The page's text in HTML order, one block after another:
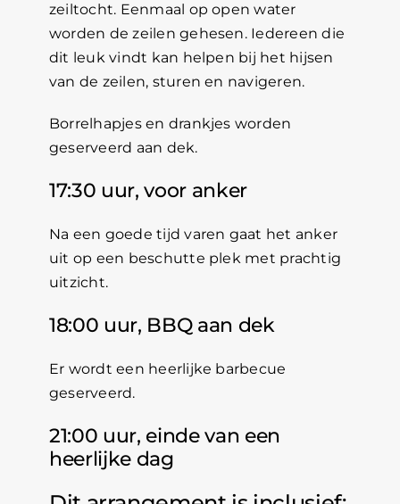
zeiltocht. Eenmaal op open water
worden de zeilen gehesen. Iedereen die
dit leuk vindt kan helpen bij het hijsen
van de zeilen, sturen en navigeren.
Borrelhapjes en drankjes worden
geserveerd aan dek.
17:30 uur, voor anker
Na een goede tijd varen gaat het anker
uit op een beschutte plek met prachtig
uitzicht.
18:00 uur, BBQ aan dek
Er wordt een heerlijke barbecue
geserveerd.
21:00 uur, einde van een
heerlijke dag